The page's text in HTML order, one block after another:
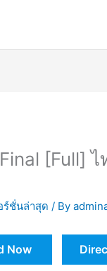
[Full] ไ
ร์ชั่นล่าสุด / By
Now